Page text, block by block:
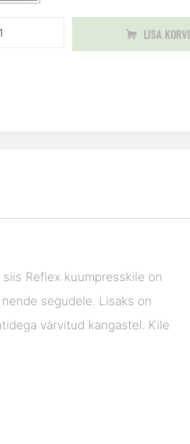
LISA KORVI
Reflex kuumpresskile on
segudele. Lisaks on
värvitud kangastel. Kile